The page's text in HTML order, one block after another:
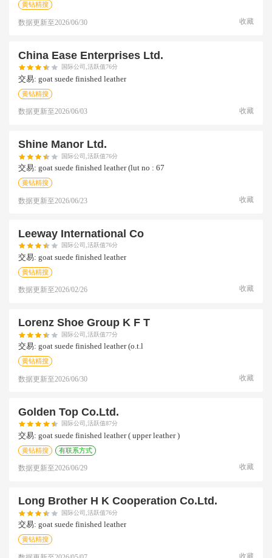
黄钻精搜
数据更新至2026/06/30 收藏
China Ease Enterprises Ltd.
国际公司,活跃值76分
交易: goat suede finished leather
黄钻精搜
数据更新至2026/06/03 收藏
Shine Manor Ltd.
国际公司,活跃值76分
交易: goat suede finished leather (lut no : 67
黄钻精搜
数据更新至2026/06/23 收藏
Leeway International Co
国际公司,活跃值76分
交易: goat suede finished leather
黄钻精搜
数据更新至2026/02/26 收藏
Lorenz Shoe Group K F T
国际公司,活跃值77分
交易: goat suede finished leather (o.t.l
黄钻精搜
数据更新至2026/06/30 收藏
Golden Top Co.ltd.
国际公司,活跃值87分
交易: goat suede finished leather ( upper leather )
黄钻精搜 有联系方式
数据更新至2026/06/29 收藏
Long Brother H K Cooperation Co.ltd.
国际公司,活跃值76分
交易: goat suede finished leather
黄钻精搜
收藏